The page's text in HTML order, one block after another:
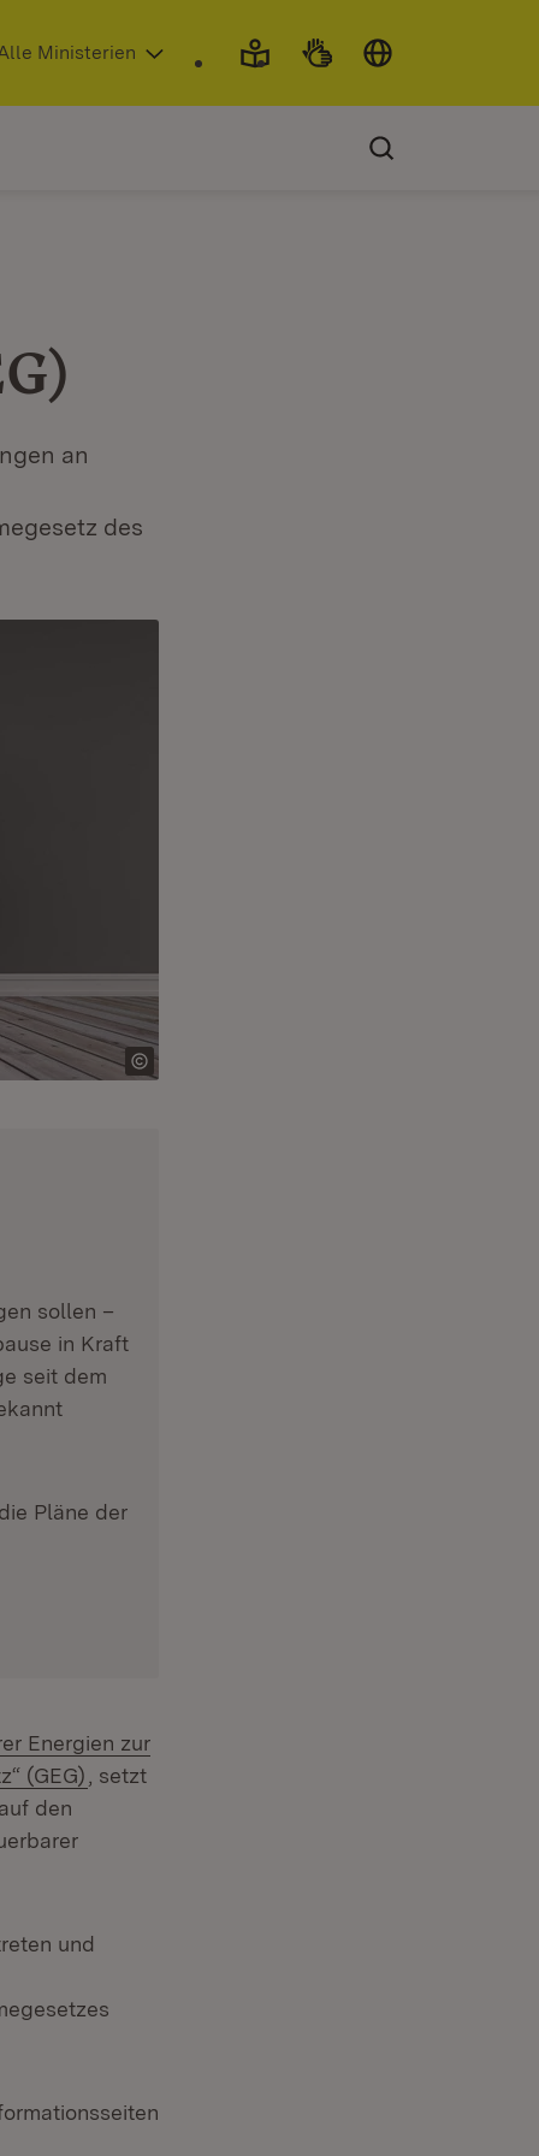
neuem Fenster)
Ministerien
an
des
sollen –
in Kraft
seit dem
Pläne der
Energien zur
(GEG) (Öffnet in neuem Fenster)
, setzt
den
und